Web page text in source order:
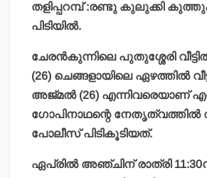
തളിപ്പറമ്പ് :രണ്ടു കുലുക്കി
പിടിയില്‍.
ചേരന്‍കുന്നിലെ പുതുശ്ശേരി
(26) ചെങ്ങളായിലെ ഏഴത്തില്‍
അജ്മല്‍ (26) എന്നിവരെയാണ്
ഗോപിനാഥന്റെ നേതൃത്വത്തില്‍
പോലീസ് പിടികൂടിയത്.
ഏപ്രില്‍ അഞ്ചിന് രാത്രി